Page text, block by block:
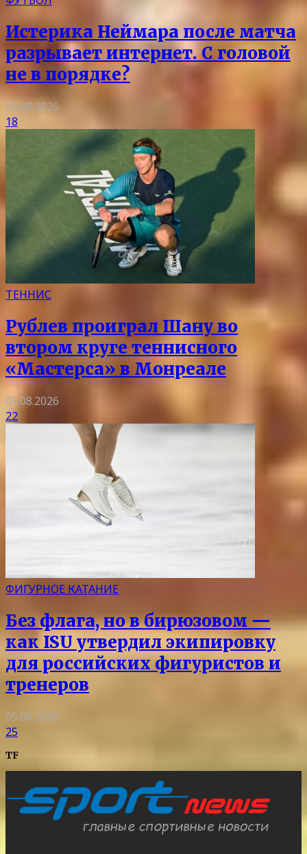
Истерика Неймара после матча
разрывает интернет. С головой
не в порядке?
05.08.2026
18
ТЕННИС
Рублев проиграл Шану во
втором круге теннисного
«Мастерса» в Монреале
05.08.2026
22
ФИГУРНОЕ КАТАНИЕ
Без флага, но в бирюзовом —
как ISU утвердил экипировку
для российских фигуристов и
тренеров
05.08.2026
25
TF